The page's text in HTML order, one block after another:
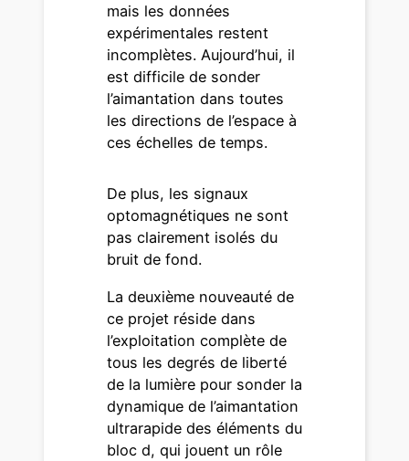
mais les données
expérimentales restent
incomplètes. Aujourd’hui, il
est difficile de sonder
l’aimantation dans toutes
les directions de l’espace à
ces échelles de temps.
De plus, les signaux
optomagnétiques ne sont
pas clairement isolés du
bruit de fond.
La deuxième nouveauté de
ce projet réside dans
l’exploitation complète de
tous les degrés de liberté
de la lumière pour sonder la
dynamique de l’aimantation
ultrarapide des éléments du
bloc d, qui jouent un rôle